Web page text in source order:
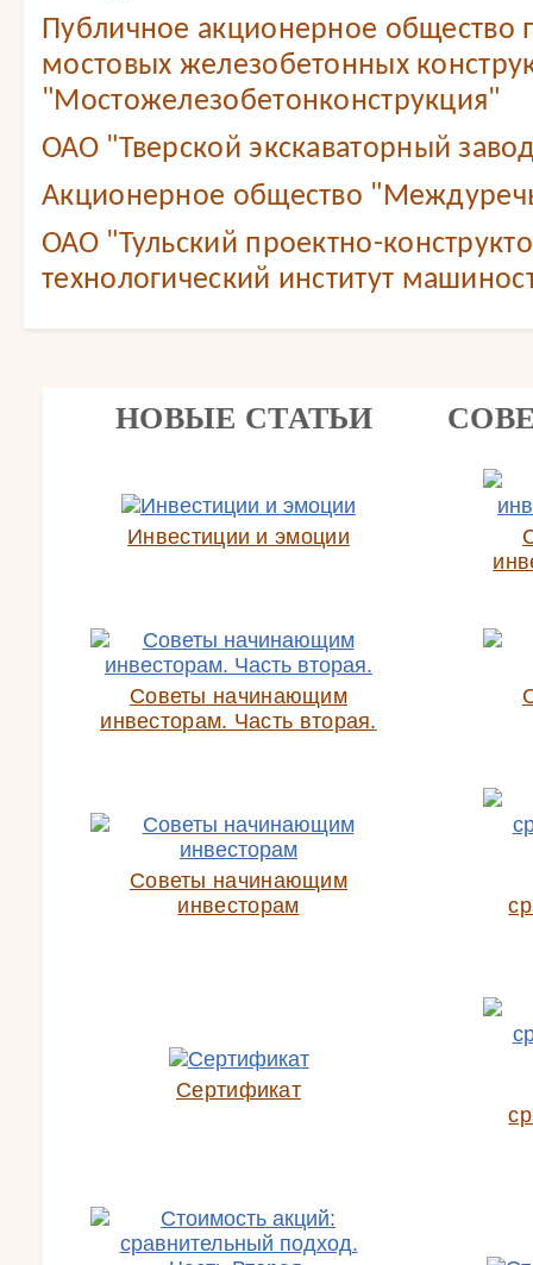
Публичное акционерное общество
мостовых железобетонных
"Мостожелезобетонконструкция"
ОАО "Тверской экскаваторный
Акционерное общество
ОАО "Тульский проектно-
технологический институт
НОВЫЕ СТАТЬИ
Инвестиции и эмоции
Советы начинающим
инвесторам. Часть вторая.
Советы начинающим
инвесторам
Сертификат